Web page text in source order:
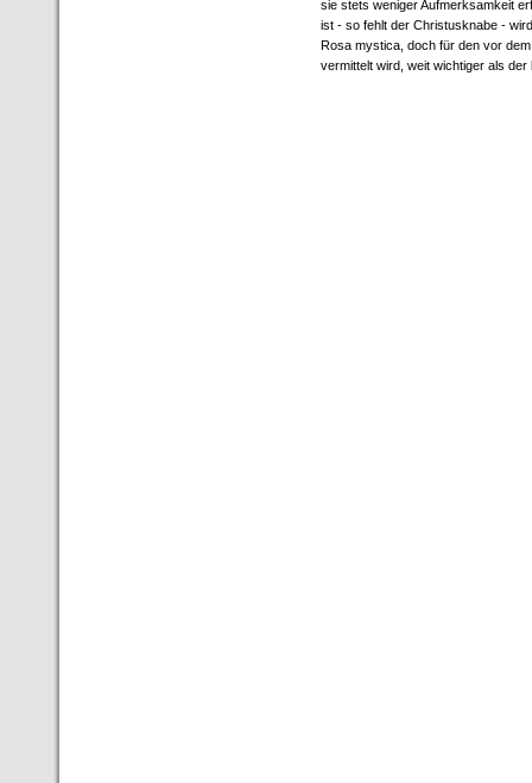
sie stets weniger Aufmerksamkeit
ist - so fehlt der Christusknabe -
Rosa mystica, doch für den vor
vermittelt wird, weit wichtiger als